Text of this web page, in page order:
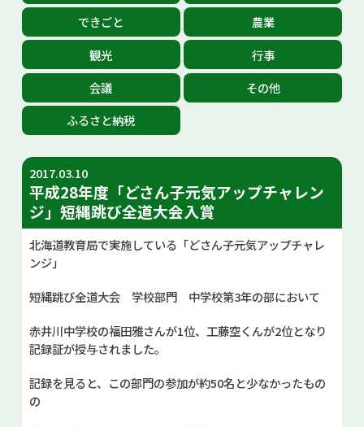
あかいがわ広報
お問い合せ
できごと
農業
観光
行事
会議
その他
ふるさと納税
2017.03.10
平成28年度「どさん子元気アップチャレン
ジ」短縄跳び全道大会入賞
北海道教育局で実施している「どさん子元気アップチャレ
ンジ」
短縄跳び全道大会 学校部門 中学校第3年の部において
赤井川中学校の福田雅さんが1位、工藤空くんが2位となり
記録証が授与されました。
記録を見ると、この部門の参加が約50名と少なかったもの
の